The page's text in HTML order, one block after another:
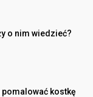
o nim wiedzieć?
kostkę